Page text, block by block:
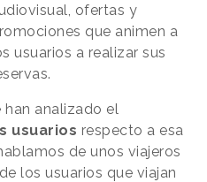
ofertas y
que animen a
usuarios a realizar sus
analizado el
usuarios respecto a esa
de unos viajeros
los usuarios que viajan